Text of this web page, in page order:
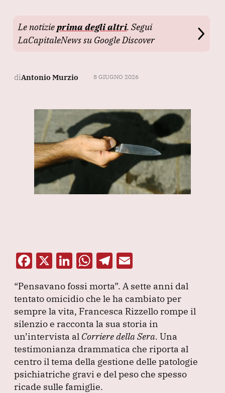
Le notizieprima degli altri. Segui
LaCapitaleNews su Google Discover
diAntonio Murzio 8 GIUGNO 2026
F
c
e
b
o
o
k
X Li
k
e
dI
n
W
at
s
A
p
p
T
e
gr
a
m
ai
l
“Pensavano fossi morta”. A sette anni dal
tentato omicidio che le ha cambiato per
sempre la vita, Francesca Rizzello rompe il
silenzio e racconta la sua storia in
un’intervista al Corriere della Sera. Una
testimonianza drammatica che riporta al
centro il tema della gestione delle patologie
psichiatriche gravi e del peso che spesso
ricade sulle famiglie.